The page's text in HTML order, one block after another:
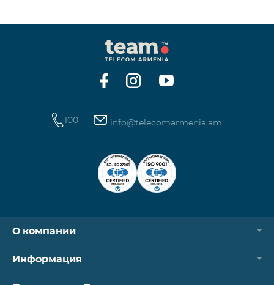
100 info@telecomarmenia.am
О компании
Информация